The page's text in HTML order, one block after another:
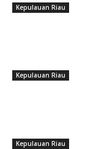
Kepulauan Riau
Kepulauan Riau
Kepulauan Riau